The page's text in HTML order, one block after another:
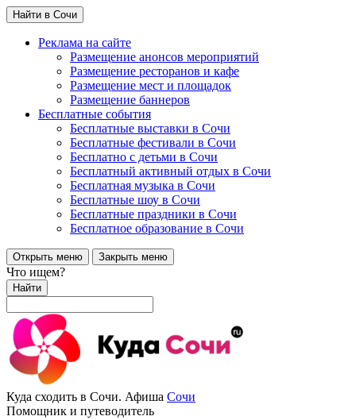
Найти в Сочи
Реклама на сайте
Размещение анонсов мероприятий
Размещение ресторанов и кафе
Размещение мест и площадок
Размещение баннеров
Бесплатные события
Бесплатные выставки в Сочи
Бесплатные фестивали в Сочи
Бесплатно с детьми в Сочи
Бесплатный активный отдых в Сочи
Бесплатная музыка в Сочи
Бесплатные шоу в Сочи
Бесплатные праздники в Сочи
Бесплатное образование в Сочи
Открыть меню Закрыть меню
Что ищем?
Найти
Куда сходить в Сочи. Афиша Сочи
Помощник и путеводитель